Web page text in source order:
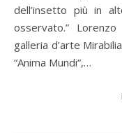
dell’insetto più in
osservato.”
galleria d’arte
“Anima Mundi“,…